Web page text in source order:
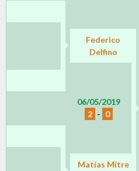
Federico
Delfino
06/05/2019
2 - 0
Matías Mitre